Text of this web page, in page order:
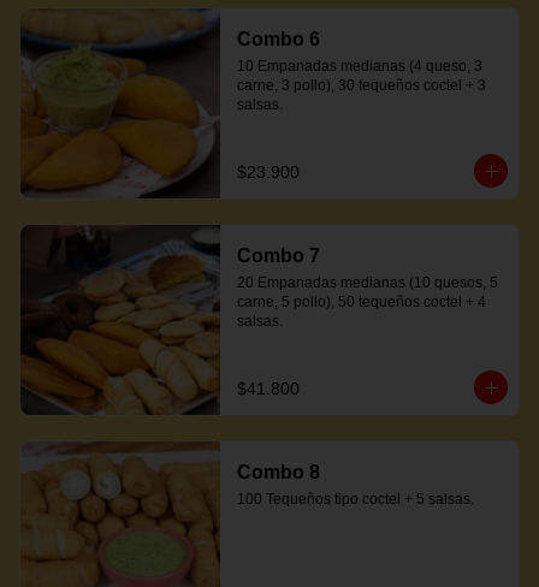
Combo 6
10 Empanadas medianas (4 queso, 3
carne, 3 pollo), 30 tequeños coctel + 3
salsas.
$23.900
Combo 7
20 Empanadas medianas (10 quesos, 5
carne, 5 pollo), 50 tequeños coctel + 4
salsas.
$41.800
Combo 8
100 Tequeños tipo coctel + 5 salsas.